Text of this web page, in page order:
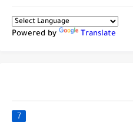
Powered by Translate
7